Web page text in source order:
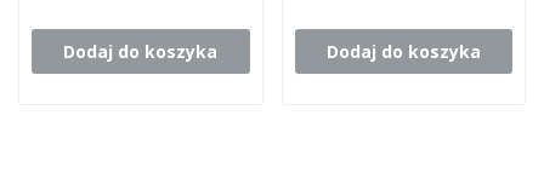
Dodaj do koszyka Dodaj do koszyka